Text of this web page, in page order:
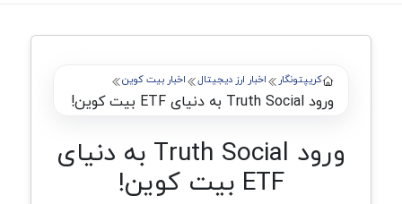
کریپتونگار اخبار ارز دیجیتال اخبار بیت کوین
ورود Truth Social به دنیای ETF بیت کوین!
ورود Truth Social به دنیای
ETF بیت کوین!